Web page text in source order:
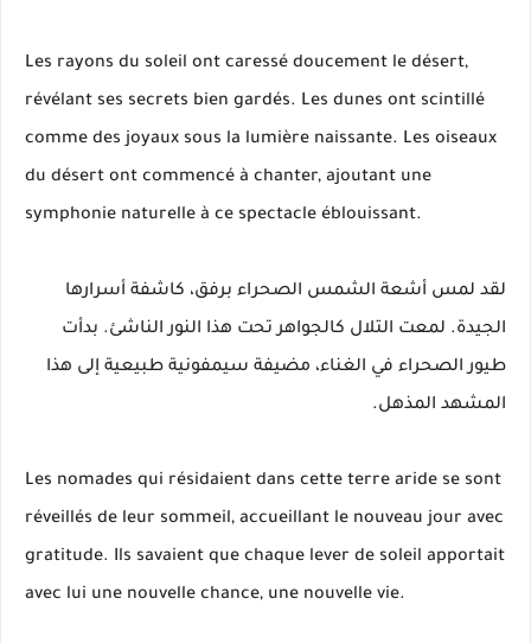
Les rayons du soleil ont caressé doucement le désert,
révélant ses secrets bien gardés. Les dunes ont scintillé
comme des joyaux sous la lumière naissante. Les oiseaux
du désert ont commencé à chanter, ajoutant une
symphonie naturelle à ce spectacle éblouissant.
لقد لمس أشعة الشمس الصحراء برفق، كاشفة أسرارها
الجيدة. لمعت التلال كالجواهر تحت هذا النور الناشئ. بدأت
طيور الصحراء في الغناء، مضيفة سيمفونية طبيعية إلى هذا
المشهد المذهل.
Les nomades qui résidaient dans cette terre aride se sont
réveillés de leur sommeil, accueillant le nouveau jour avec
gratitude. Ils savaient que chaque lever de soleil apportait
avec lui une nouvelle chance, une nouvelle vie.